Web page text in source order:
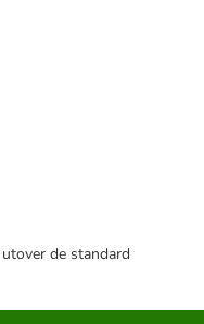
de standard